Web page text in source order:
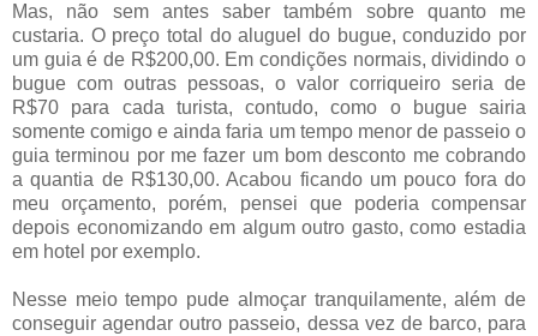
Mas, não sem antes saber também sobre quanto me
custaria. O preço total do aluguel do bugue, conduzido por
um guia é de R$200,00. Em condições normais, dividindo o
bugue com outras pessoas, o valor corriqueiro seria de
R$70 para cada turista, contudo, como o bugue sairia
somente comigo e ainda faria um tempo menor de passeio o
guia terminou por me fazer um bom desconto me cobrando
a quantia de R$130,00. Acabou ficando um pouco fora do
meu orçamento, porém, pensei que poderia compensar
depois economizando em algum outro gasto, como estadia
em hotel por exemplo.
Nesse meio tempo pude almoçar tranquilamente, além de
conseguir agendar outro passeio, dessa vez de barco, para